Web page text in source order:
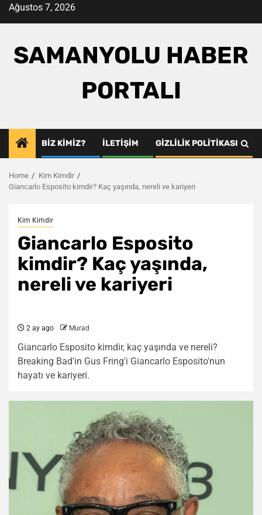
SkipAğustos 7, 2026
SAMANYOLU HABER
PORTALI
BIZ KIMIZ? İLETIŞIM GIZLILIK POLITIKASI
Home
Kim Kimdir
Giancarlo Esposito kimdir? Kaç yaşında, nereli ve kariyeri
Kim Kimdir
Giancarlo Esposito
kimdir? Kaç yaşında,
nereli ve kariyeri
2 ay ago Murad
Giancarlo Esposito kimdir, kaç yaşında ve nereli?
Breaking Bad'in Gus Fring'i Giancarlo Esposito'nun
hayatı ve kariyeri.